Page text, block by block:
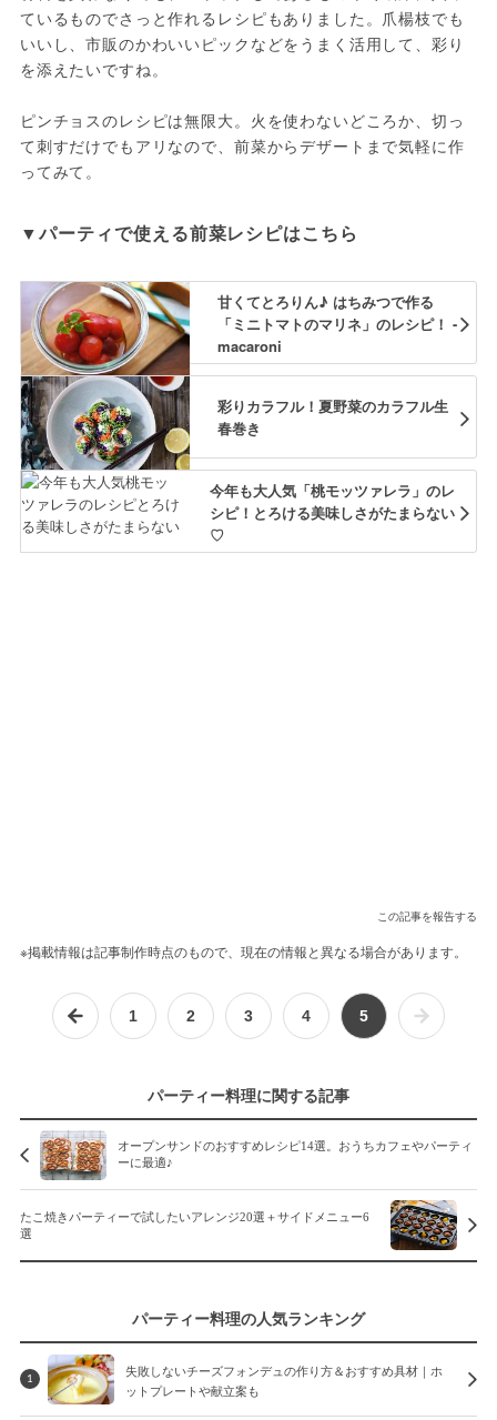
ているものでさっと作れるレシピもありました。爪楊枝でも
いいし、市販のかわいいピックなどをうまく活用して、彩り
を添えたいですね。
ピンチョスのレシピは無限大。火を使わないどころか、切っ
て刺すだけでもアリなので、前菜からデザートまで気軽に作
ってみて。
▼パーティで使える前菜レシピはこちら
甘くてとろりん♪ はちみつで作る
「ミニトマトのマリネ」のレシピ！ -
macaroni
彩りカラフル！夏野菜のカラフル生
春巻き
今年も大人気「桃モッツァレラ」のレ
シピ！とろける美味しさがたまらない
♡
この記事を報告する
※掲載情報は記事制作時点のもので、現在の情報と異なる場合があります。
1 2 3 4 5
パーティー料理に関する記事
オープンサンドのおすすめレシピ14選。おうちカフェやパーティ
ーに最適♪
たこ焼きパーティーで試したいアレンジ20選＋サイドメニュー6
選
パーティー料理の人気ランキング
1
失敗しないチーズフォンデュの作り方＆おすすめ具材｜ホ
ットプレートや献立案も